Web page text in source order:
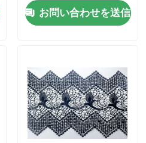
お問い合わせを送信